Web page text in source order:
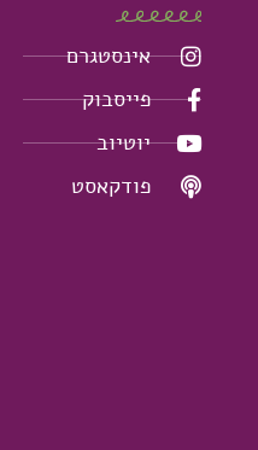
אינסטגרם
פייסבוק
יוטיוב
פודקאסט